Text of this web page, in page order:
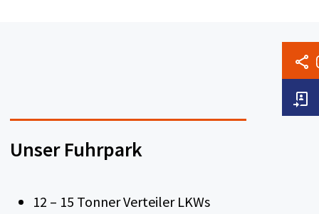
Unser Fuhrpark
12 – 15 Tonner Verteiler LKWs